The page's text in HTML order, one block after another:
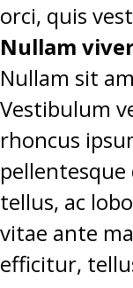
orci, quis
Nullam
Nullam sit
Vestibulum
rhoncus
tellus, ac
vitae ante
efficitur,